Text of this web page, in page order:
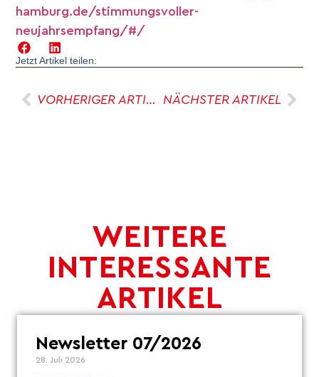
hamburg.de/stimmungsvoller-
neujahrsempfang/#/
Jetzt Artikel teilen:
VORHERIGER ARTIKEL NÄCHSTER ARTIKEL
WEITERE
INTERESSANTE
ARTIKEL
Newsletter 07/2026
28. Juli 2026